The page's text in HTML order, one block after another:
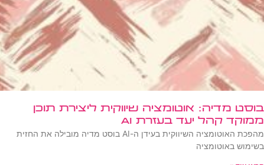
בוסט מדיה: אוטומציה שיווקית ליצירת תוכן
ממוקד קהל יעד בעזרת AI
מהפכת האוטומציה השיווקית בעידן ה-AI בוסט מדיה מובילה את החזית
בשימוש באוטומציה